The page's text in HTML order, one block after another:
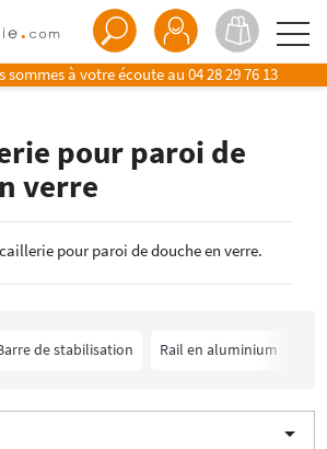
sommes à votre écoute au 04 28 29 76 13
pour paroi de
verre
pour paroi de douche en verre.
de stabilisation Rail en aluminium
